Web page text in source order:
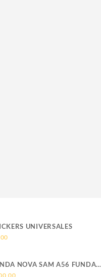
UNIVERSALES
NOVA SAM A56 FUNDA
SIN SOPORTE